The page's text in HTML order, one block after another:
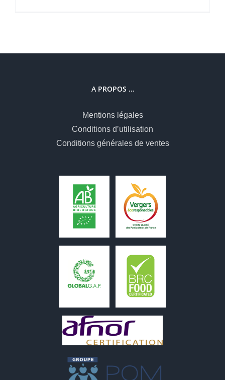
A PROPOS …
Mentions légales
Conditions d’utilisation
Conditions générales de ventes